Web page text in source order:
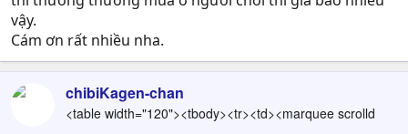
vậy.
Cám ơn rất nhiều nha.
chibiKagen-chan
<table width="120"><tbody><tr><td><marquee scrolld